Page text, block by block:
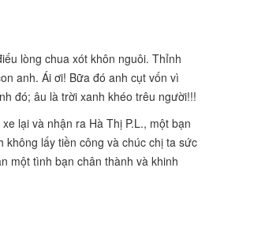
lòng chua xót khôn nguôi. Thỉnh
anh. Ái ơi! Bữa đó anh cụt vốn vì
đó; âu là trời xanh khéo trêu người!!!
lại và nhận ra Hà Thị P.L., một bạn
lấy tiền công và chúc chị ta sức
một tình bạn chân thành và khinh